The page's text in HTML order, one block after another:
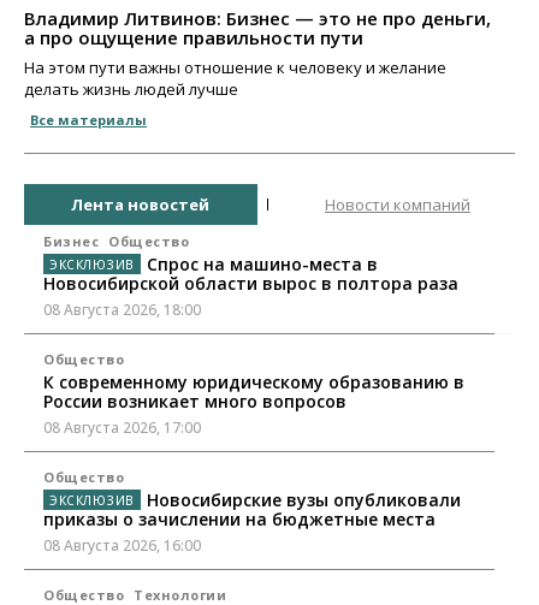
Владимир Литвинов: Бизнес — это не про деньги,
а про ощущение правильности пути
На этом пути важны отношение к человеку и желание
делать жизнь людей лучше
Все материалы
Лента новостей Новости компаний
Бизнес Общество
Спрос на машино-места в
Новосибирской области вырос в полтора раза
08 Августа 2026, 18:00
Общество
К современному юридическому образованию в
России возникает много вопросов
08 Августа 2026, 17:00
Общество
Новосибирские вузы опубликовали
приказы о зачислении на бюджетные места
08 Августа 2026, 16:00
Общество Технологии